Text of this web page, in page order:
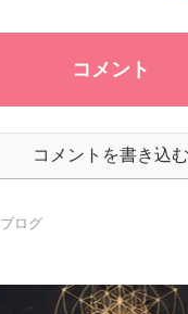
コメント
コメントを書き込む
ブログ